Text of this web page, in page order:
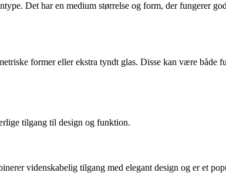
Det har en medium størrelse og form, der fungerer
former eller ekstra tyndt glas. Disse kan være både
tilgang til design og funktion.
videnskabelig tilgang med elegant design og er et